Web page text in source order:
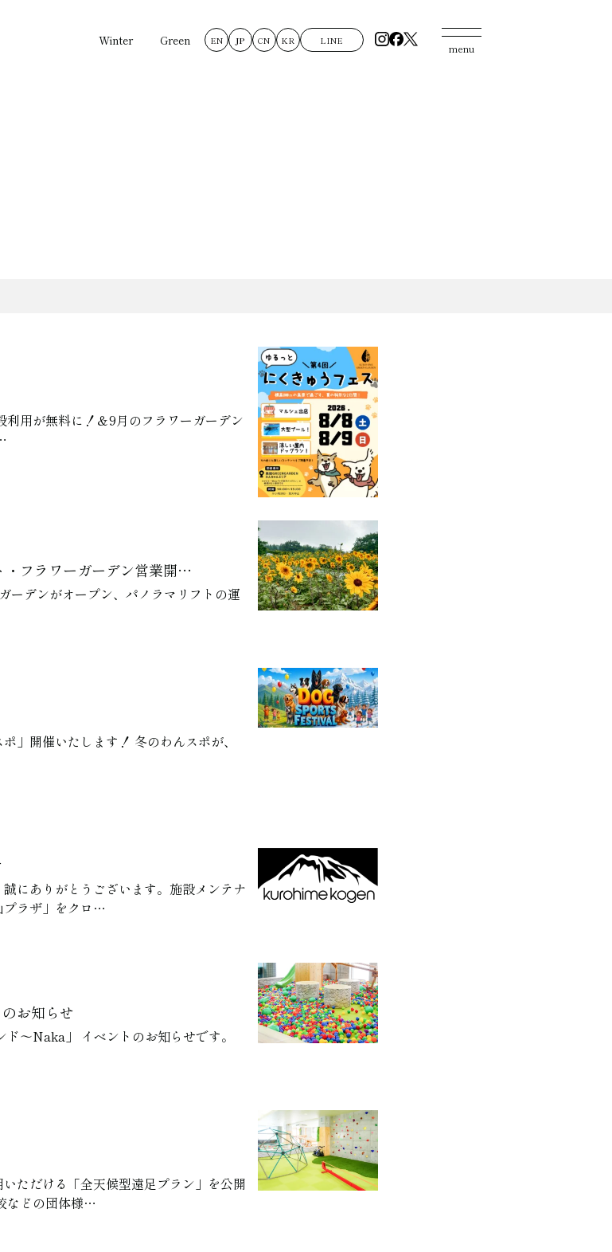
Winter Green EN JP CN KR LINE
menu
用が無料に！＆9月のフラワーガーデン
フラワーガーデン営業開…
ーデンがオープン、パノラマリフトの運
開催いたします！ 冬のわんスポが、
にありがとうございます。施設メンテナ
プラザ」をクロ…
お知らせ
～Naka」 イベントのお知らせです。
ただける「全天候型遠足プラン」を公開
などの団体様…